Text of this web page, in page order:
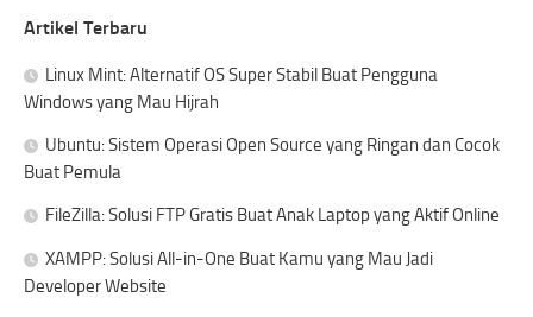
Artikel Terbaru
Linux Mint: Alternatif OS Super Stabil Buat Pengguna
Windows yang Mau Hijrah
Ubuntu: Sistem Operasi Open Source yang Ringan dan Cocok
Buat Pemula
FileZilla: Solusi FTP Gratis Buat Anak Laptop yang Aktif Online
XAMPP: Solusi All-in-One Buat Kamu yang Mau Jadi
Developer Website